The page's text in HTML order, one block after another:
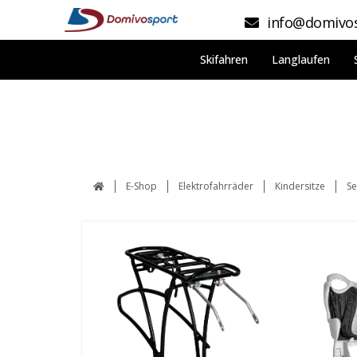
Skifahren Langlaufen
E-Shop Elektrofahrräder Kindersitze